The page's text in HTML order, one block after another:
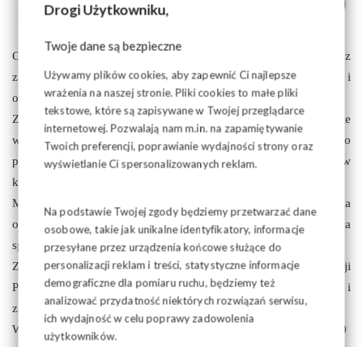
Drogi Użytkowniku,
Twoje dane są bezpieczne
Używamy plików cookies, aby zapewnić Ci najlepsze
wrażenia na naszej stronie. Pliki cookies to małe pliki
tekstowe, które są zapisywane w Twojej przeglądarce
internetowej. Pozwalają nam m.in. na zapamiętywanie
Twoich preferencji, poprawianie wydajności strony oraz
wyświetlanie Ci spersonalizowanych reklam.
Na podstawie Twojej zgody będziemy przetwarzać dane
osobowe, takie jak unikalne identyfikatory, informacje
przesyłane przez urządzenia końcowe służące do
personalizacji reklam i treści, statystyczne informacje
demograficzne dla pomiaru ruchu, będziemy też
analizować przydatność niektórych rozwiązań serwisu,
ich wydajność w celu poprawy zadowolenia
użytkowników.
Celem szkoleń jest przekazanie niezbędnych wiadomości z
zakresu prawnej i technicznej ochrony pracy oraz praw i
obowiązków SIP.
Zajęcia, w których uczestniczy 21 osób odbywają się w formie
wykładów przygotowujących i dokształcających SIP do
pełnienia aktywnej roli w ramach swoich kompetencji, także w
komisjach BHP u pracodawców
Mamy nadzieję, że zdobyta wiedza przyczyni się do zwiększenia
ochrony człowieka w środowisku pracy oraz wzmocnienia
społecznego nadzoru nad warunkami pracy.
Zajęcia prowadzone przez inspektorów z Okręgowej Inspekcji
Pracy w Białymstoku odbywać się będą raz w miesiącu i
zakończą się w grudniu 2017 r.
Więcej informacji uzyskać można pod numerem tel. 85 7481100